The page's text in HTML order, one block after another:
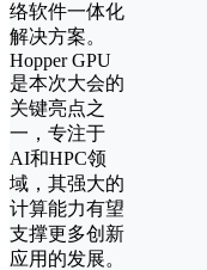
络软件一体化
解决方案。
Hopper GPU
是本次大会的
关键亮点之
一，专注于
AI和HPC领
域，其强大的
计算能力有望
支撑更多创新
应用的发展。